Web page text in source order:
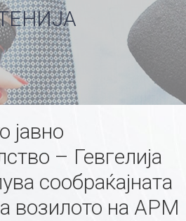
јавно
– Гевгелија
сообраќајната
возилото на АРМ